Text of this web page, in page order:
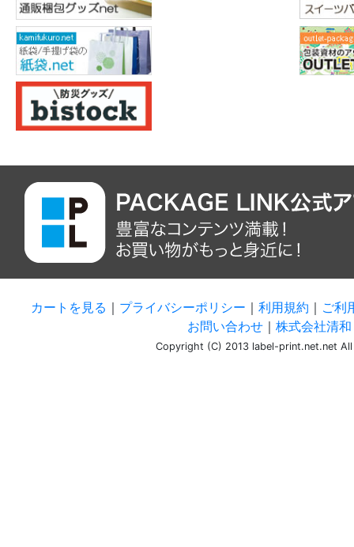
カートを見る ｜ プライバシーポリシー ｜ 利用規約 ｜ ご利
お問い合わせ｜ 株式会社清
Copyright (C) 2013 label-print.net.net